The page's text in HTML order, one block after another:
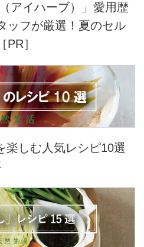
アイハーブ）」愛用歴
ッフが厳選！夏のセル
］
しむ人気レシピ10選